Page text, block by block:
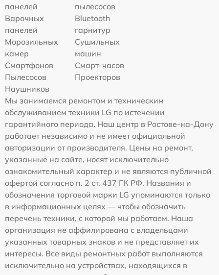
панелей
пылесосов
Варочных
панелей
Bluetooth
гарнитур
Морозильных
камер
Сушильных
машин
Смартфонов
Смарт-часов
Пылесосов
Проекторов
Наушников
Мы занимаемся ремонтом и техническим
обслуживанием техники LG по истечении
гарантийного периода. Наш центр в Ростове-на-Дону
работает независимо и не имеет официальной
авторизации от производителя. Цены на ремонт,
указанные на сайте, носят исключительно
ознакомительный характер и не являются публичной
офертой согласно п. 2 ст. 437 ГК РФ. Названия и
обозначения торговой марки LG упоминаются только
в информационных целях — чтобы обозначить
перечень техники, с которой мы работаем. Наша
организация не аффилирована с владельцами
указанных товарных знаков и не представляет их
интересы. Все виды ремонтных работ выполняются
исключительно на устройствах, находящихся в